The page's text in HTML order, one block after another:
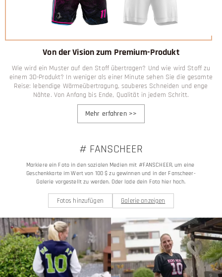
Von der Vision zum Premium-Produkt
Wie wird ein Muster auf den Stoff übertragen? Und wie wird Stoff zu
einem 3D-Produkt? In weniger als einer Minute sehen Sie die gesamte
Reise: lebendige Wärmeübertragung, sauberes Schneiden und enge
Nähte. Von Anfang bis Ende, Qualität in jedem Schritt.
Mehr erfahren>>
# FANSCHEER
Markiere ein Foto in den sozialen Medien mit #FANSCHEER, um eine
Geschenkkarte im Wert von 100 $ zu gewinnen und in der Fanscheer-
Galerie vorgestellt zu werden. Oder lade dein Foto hier hoch.
Fotos hinzufügen Galerie anzeigen